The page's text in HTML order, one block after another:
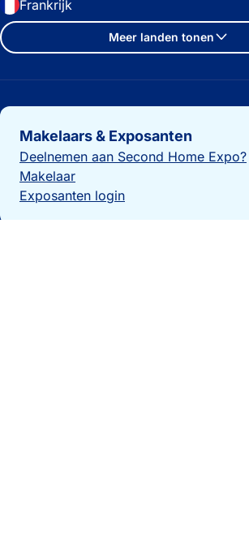
Frankrijk
Meer landen tonen
Belangrijke links
Makelaars & Exposanten
Deelnemen aan Second Home Expo?
Makelaar
Exposanten login